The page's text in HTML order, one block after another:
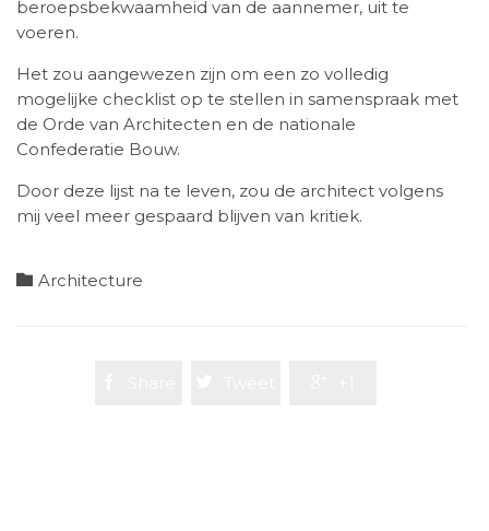
beroepsbekwaamheid van de aannemer, uit te
voeren.
Het zou aangewezen zijn om een zo volledig
mogelijke checklist op te stellen in samenspraak met
de Orde van Architecten en de nationale
Confederatie Bouw.
Door deze lijst na te leven, zou de architect volgens
mij veel meer gespaard blijven van kritiek.
 Category
Architecture